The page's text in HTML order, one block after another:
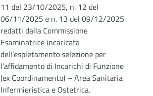
11 del 23/10/2025, n. 12 del
06/11/2025 e n. 13 del 09/12/2025
redatti dalla Commissione
Esaminatrice incaricata
dell’espletamento selezione per
l’affidamento di Incarichi di Funzione
(ex Coordinamento) – Area Sanitaria
Infermieristica e Ostetrica.